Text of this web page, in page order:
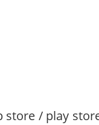
store / play